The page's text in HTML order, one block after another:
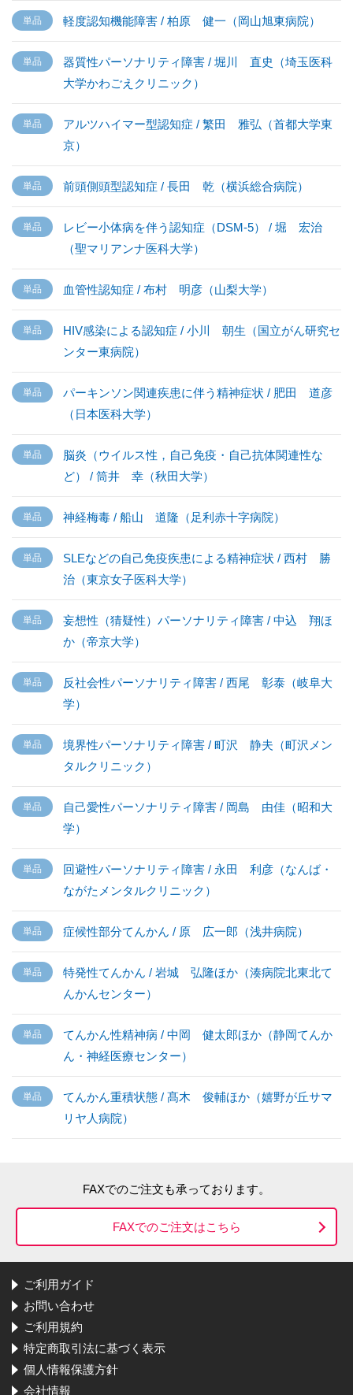
軽度認知機能障害 / 柏原 健一（岡山旭東病院）
器質性パーソナリティ障害 / 堀川 直史（埼玉医科
大学かわごえクリニック）
アルツハイマー型認知症 / 繁田 雅弘（首都大学東
京）
前頭側頭型認知症 / 長田 乾（横浜総合病院）
レビー小体病を伴う認知症（DSM-5） / 堀 宏治
（聖マリアンナ医科大学）
血管性認知症 / 布村 明彦（山梨大学）
HIV感染による認知症 / 小川 朝生（国立がん研究セ
ンター東病院）
パーキンソン関連疾患に伴う精神症状 / 肥田 道彦
（日本医科大学）
脳炎（ウイルス性，自己免疫・自己抗体関連性な
ど） / 筒井 幸（秋田大学）
神経梅毒 / 船山 道隆（足利赤十字病院）
SLEなどの自己免疫疾患による精神症状 / 西村 勝
治（東京女子医科大学）
妄想性（猜疑性）パーソナリティ障害 / 中込 翔ほ
か（帝京大学）
反社会性パーソナリティ障害 / 西尾 彰泰（岐阜大
学）
境界性パーソナリティ障害 / 町沢 静夫（町沢メン
タルクリニック）
自己愛性パーソナリティ障害 / 岡島 由佳（昭和大
学）
回避性パーソナリティ障害 / 永田 利彦（なんば・
ながたメンタルクリニック）
症候性部分てんかん / 原 広一郎（浅井病院）
特発性てんかん / 岩城 弘隆ほか（湊病院北東北て
んかんセンター）
てんかん性精神病 / 中岡 健太郎ほか（静岡てんか
ん・神経医療センター）
てんかん重積状態 / 髙木 俊輔ほか（嬉野が丘サマ
リヤ人病院）
FAXでのご注文も承っております。
FAXでのご注文はこちら
ご利用ガイド
お問い合わせ
ご利用規約
特定商取引法に基づく表示
個人情報保護方針
会社情報